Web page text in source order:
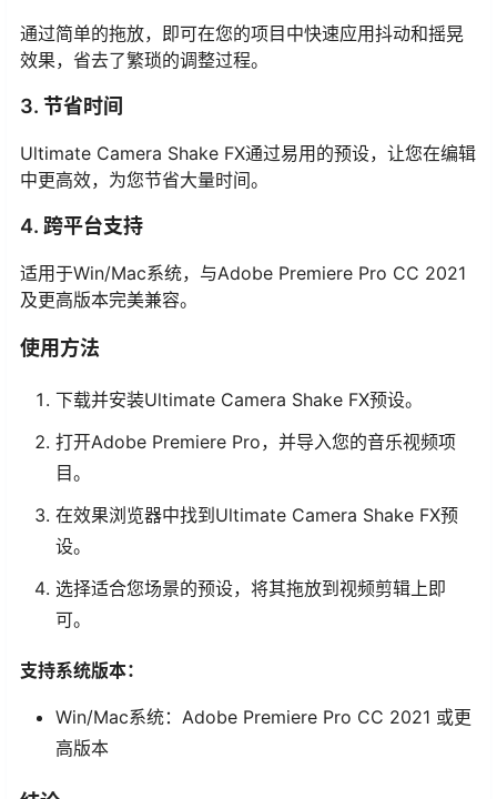
通过简单的拖放，即可在您的项目中快速应用抖动和摇晃
效果，省去了繁琐的调整过程。
3. 节省时间
Ultimate Camera Shake FX通过易用的预设，让您在编辑
中更高效，为您节省大量时间。
4. 跨平台支持
适用于Win/Mac系统，与Adobe Premiere Pro CC 2021
及更高版本完美兼容。
使用方法
下载并安装Ultimate Camera Shake FX预设。
打开Adobe Premiere Pro，并导入您的音乐视频项
目。
在效果浏览器中找到Ultimate Camera Shake FX预
设。
选择适合您场景的预设，将其拖放到视频剪辑上即
可。
支持系统版本：
Win/Mac系统：Adobe Premiere Pro CC 2021 或更
高版本